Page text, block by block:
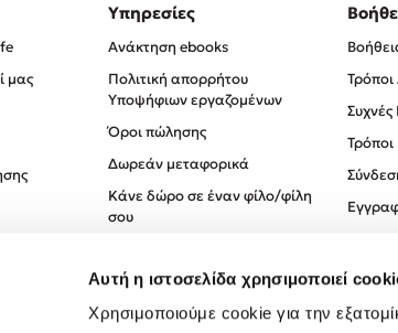
Αυτή η ιστοσελίδα χρησιμοποιεί
Χρησιμοποιούμε cookie για την
μας
Υπηρεσίες
Ανάκτηση ebooks
Πολιτική απορρήτου
Υποψήφιων εργαζομένων
Όροι πώλησης
Δωρεάν μεταφορικά
Κάνε δώρο σε έναν φίλο/φίλη
σου
Πολιτική Απορρήτου
Όροι χρήσης
Συχνές